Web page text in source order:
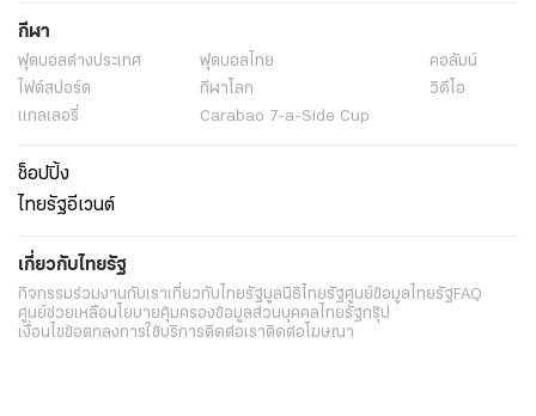
กีฬา
ฟุตบอลต่่างประเทศ ฟุตบอลไทย
คอลัมน์
ไฟต์สปอร์ต
กีฬาโลก
วิดีโอ
แกลเลอรี่
Carabao 7-a-Side Cup
ช็อปปิ้ง
ไทยรัฐอีเวนต์
เกี่ยวกับไทยรัฐ
กิจกรรมร่วมงานกับเราเกี่ยวกับไทยรัฐมูลนิธิไทยรัฐศูนย์ข้อมูลไทยรัฐFAQ
ศูนย์ช่วยเหลือนโยบายคุ้มครองข้อมูลส่วนบุคคลไทยรัฐกรุ๊ป
เงื่อนไขข้อตกลงการใช้บริการติดต่อเราติดต่อโฆษณา